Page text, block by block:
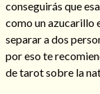
Amarre para
conseguirás que
como un azucarillo
separar a dos
por eso te
de tarot sobre la